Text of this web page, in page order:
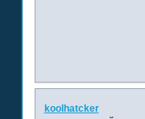
koolhatcker